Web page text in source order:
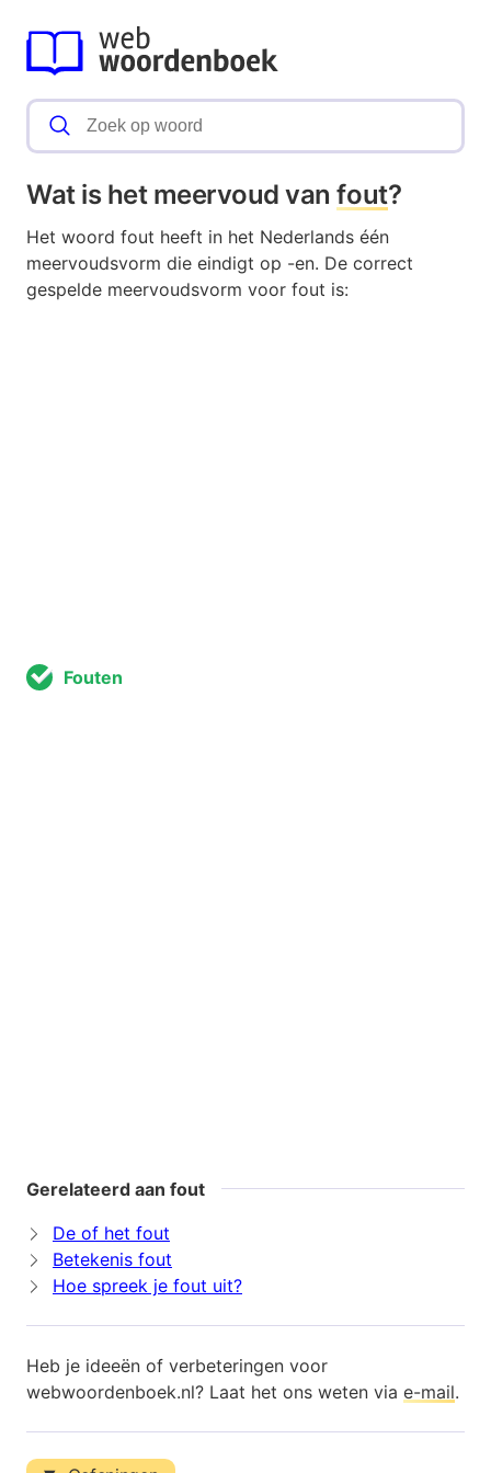
Wat is het meervoud vanfout?
Het woord fout heeft in het Nederlands één
meervoudsvorm die eindigt op -en. De correct
gespelde meervoudsvorm voor fout is:
Fouten
Gerelateerd aan fout
De of het fout
Betekenis fout
Hoe spreek je fout uit?
Heb je ideeën of verbeteringen voor
webwoordenboek.nl? Laat het ons weten via e-mail.